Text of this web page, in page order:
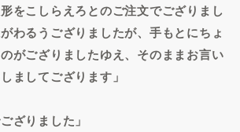
をこしらえろとのご注文でござりまし
わるうござりましたが、手もとにちょ
がござりましたゆえ、そのままお言い
ましてござります」
ざりました」